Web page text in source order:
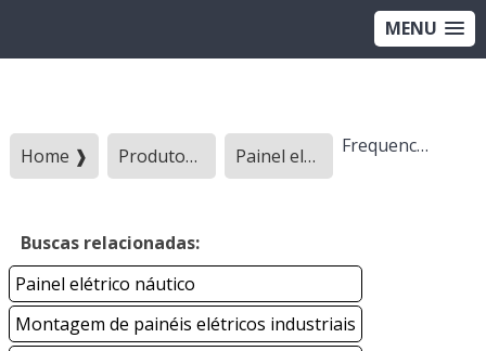
MENU
Home ❱ Produtos ❱ Painel eletrico - Categoria ❱ Frequencímetro para painel elétrico
Buscas relacionadas:
Painel elétrico náutico
Montagem de painéis elétricos industriais